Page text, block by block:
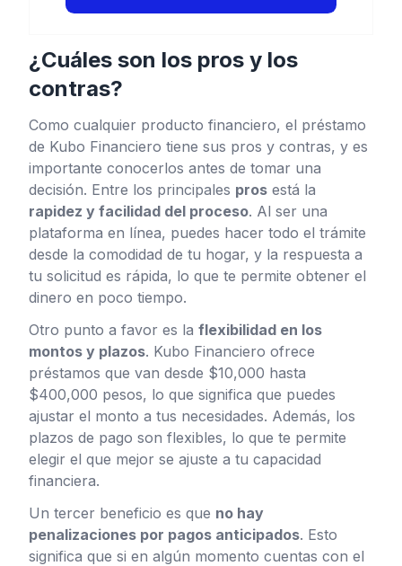
¿Cuáles son los pros y los
contras?
Como cualquier producto financiero, el préstamo
de Kubo Financiero tiene sus pros y contras, y es
importante conocerlos antes de tomar una
decisión. Entre los principales pros está la
rapidez y facilidad del proceso. Al ser una
plataforma en línea, puedes hacer todo el trámite
desde la comodidad de tu hogar, y la respuesta a
tu solicitud es rápida, lo que te permite obtener el
dinero en poco tiempo.
Otro punto a favor es la flexibilidad en los
montos y plazos. Kubo Financiero ofrece
préstamos que van desde $10,000 hasta
$400,000 pesos, lo que significa que puedes
ajustar el monto a tus necesidades. Además, los
plazos de pago son flexibles, lo que te permite
elegir el que mejor se ajuste a tu capacidad
financiera.
Un tercer beneficio es que no hay
penalizaciones por pagos anticipados. Esto
significa que si en algún momento cuentas con el